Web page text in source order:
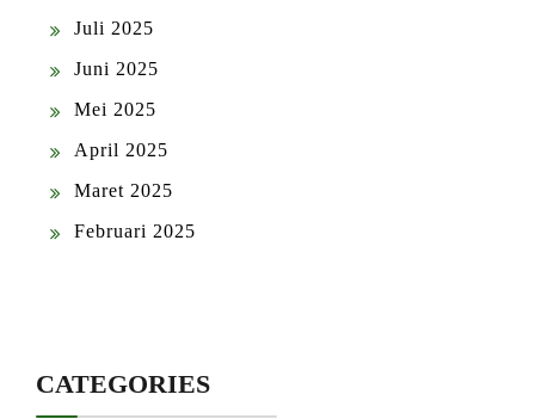
Juli 2025
Juni 2025
Mei 2025
April 2025
Maret 2025
Februari 2025
CATEGORIES